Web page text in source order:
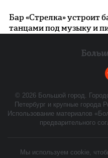
Бар «Стрелка» устроит
танцами под музыку и
© 2026 Большой город.
Петербург и крупные города
Использование материалов
предварительного
Мы используем cookie,